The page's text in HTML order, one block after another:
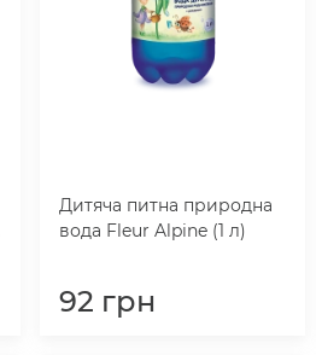
Дитяча питна природна
вода Fleur Alpine (1 л)
92 грн